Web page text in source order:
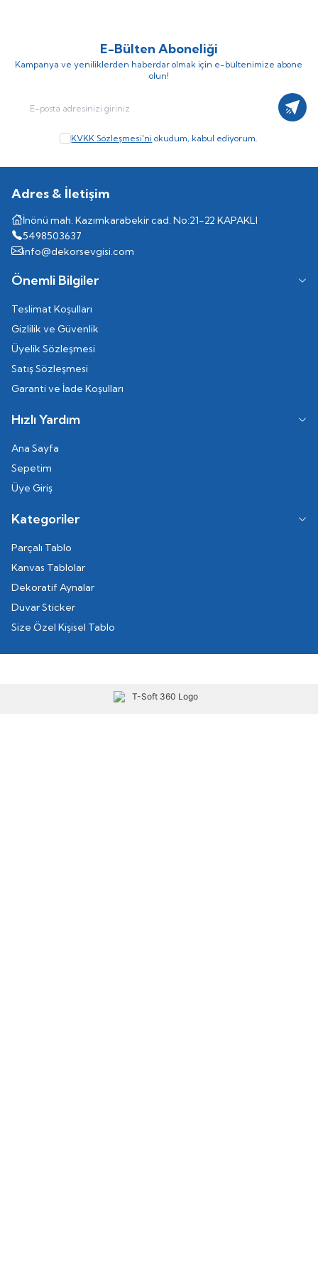
E-Bülten Aboneliği
Kampanya ve yeniliklerden haberdar olmak için e-bültenimize abone
olun!
KVKK Sözleşmesi'ni okudum, kabul ediyorum.
Adres & İletişim
İnönü mah. Kazımkarabekir cad. No:21-22 KAPAKLI
5498503637
info@dekorsevgisi.com
Önemli Bilgiler
Teslimat Koşulları
Gizlilik ve Güvenlik
Üyelik Sözleşmesi
Satış Sözleşmesi
Garanti ve İade Koşulları
Hızlı Yardım
Ana Sayfa
Sepetim
Üye Giriş
Kategoriler
Parçalı Tablo
Kanvas Tablolar
Dekoratif Aynalar
Duvar Sticker
Size Özel Kişisel Tablo